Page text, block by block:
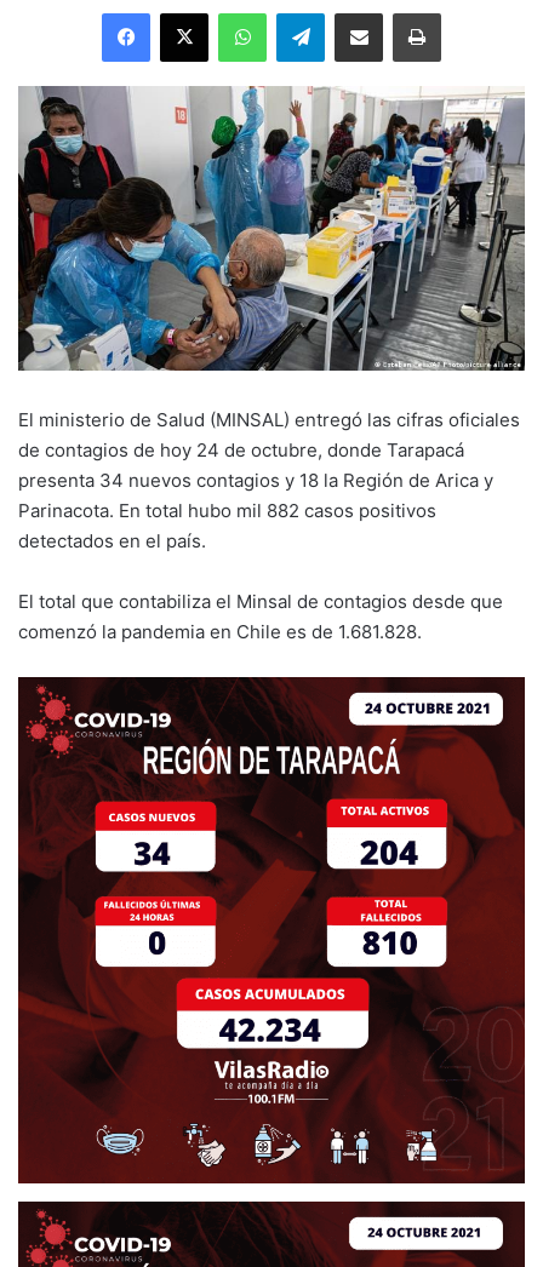
Facebook
X WhatsAppTelegramEnviar vía email Imprimir
El ministerio de Salud (MINSAL) entregó las cifras oficiales
de contagios de hoy 24 de octubre, donde Tarapacá
presenta 34 nuevos contagios y 18 la Región de Arica y
Parinacota. En total hubo mil 882 casos positivos
detectados en el país.
El total que contabiliza el Minsal de contagios desde que
comenzó la pandemia en Chile es de 1.681.828.